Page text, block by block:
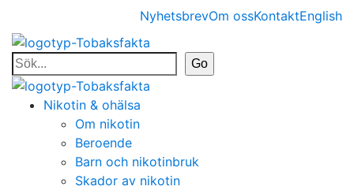
NyhetsbrevOm ossKontaktEnglish
Nikotin & ohälsa
Om nikotin
Beroende
Barn och nikotinbruk
Skador av nikotin